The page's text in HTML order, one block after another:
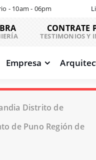
- 10am - 06pm
CONTRATE
TESTIMONIOS Y
Empresa
Distrito de
de Puno Región de